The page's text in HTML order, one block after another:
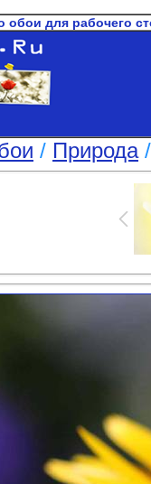
для рабочего
/ Природа